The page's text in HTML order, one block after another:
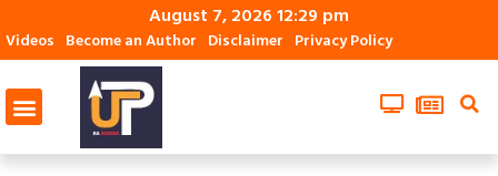
August 7, 2026 12:29 pm
Videos Become an Author Disclaimer Privacy Policy